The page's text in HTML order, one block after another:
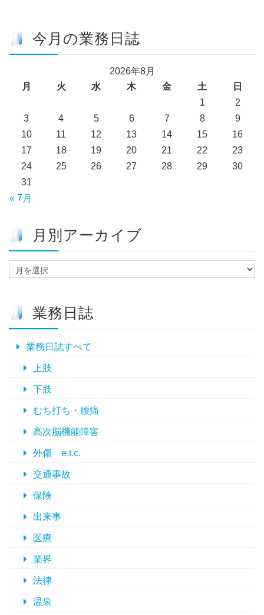
今月の業務日誌
2026年8月
月
火 水 木 金 土 日
« 7月
1
2
3
4 5 6 7 8
9
10
11 12 13 14 15
16
17
18 19 20 21 22
23
24
25 26 27 28 29
30
31
月別アーカイブ
別
カ
業務日誌
業務日誌すべて
上肢
下肢
むち打ち・腰痛
高次脳機能障害
外傷 e.t.c.
交通事故
保険
出来事
医療
業界
法律
温泉